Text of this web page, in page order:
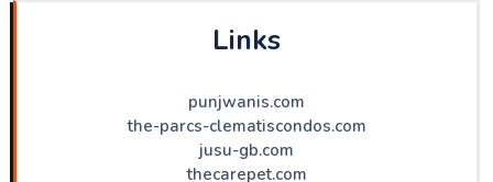
Links
punjwanis.com
the-parcs-clematiscondos.com
jusu-gb.com
thecarepet.com